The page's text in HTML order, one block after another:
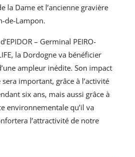
la Dame et l’ancienne gravière
de-Lampon.
– Germinal PEIRO-
la Dordogne va bénéficier
ampleur inédite. Son impact
important, grâce à l’activité
six ans, mais aussi grâce à
environnementale qu’il va
l’attractivité de notre